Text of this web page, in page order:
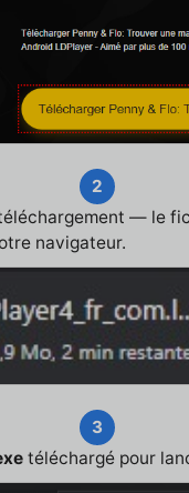
2
— le
navigateur.
3
téléchargé pour